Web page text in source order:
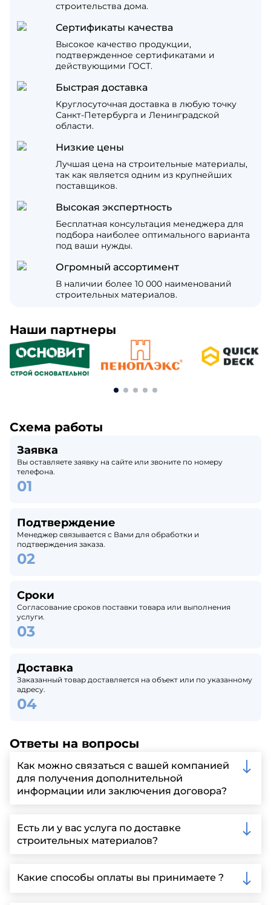
строительства дома.
Сертификаты качества
Высокое качество продукции,
подтвержденное сертификатами и
действующими ГОСТ.
Быстрая доставка
Круглосуточная доставка в любую точку
Санкт-Петербурга и Ленинградской
области.
Низкие цены
Лучшая цена на строительные материалы,
так как является одним из крупнейших
поставщиков.
Высокая экспертность
Бесплатная консультация менеджера для
подбора наиболее оптимального варианта
под ваши нужды.
Огромный ассортимент
В наличии более 10 000 наименований
строительных материалов.
Наши партнеры
Схема работы
Заявка
Вы оставляете заявку на сайте или звоните по номеру
телефона.
Подтверждение
Менеджер связывается с Вами для обработки и
подтверждения заказа.
Сроки
Согласование сроков поставки товара или выполнения
услуги.
Доставка
Заказанный товар доставляется на объект или по указанному
адресу.
Ответы на вопросы
Как можно связаться с вашей компанией
для получения дополнительной
информации или заключения договора?
запрос через нашу официальную почту или
заполнить форму на нашем сайте для более
детальной информации и организации встречи.
Есть ли у вас услуга по доставке
строительных материалов?
Ленинградской области, у нас собственный
автопарк, для обеспечения быстрой и надежной
Какие способы оплаты вы принимаете ?